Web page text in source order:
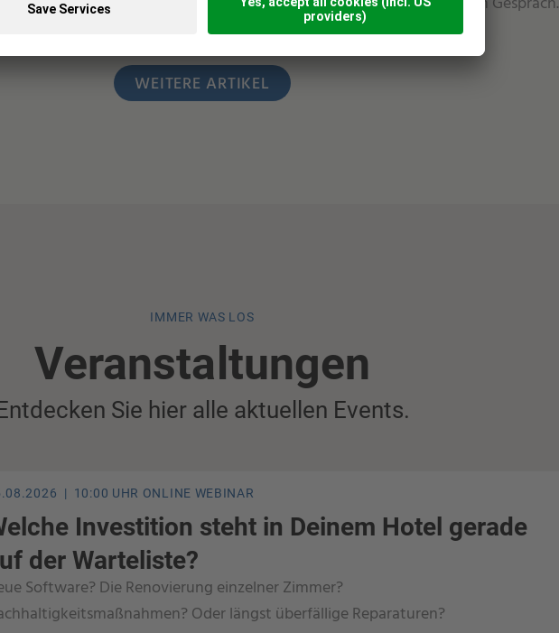
WEITERE ARTIKEL
IMMER WAS LOS
Veranstaltungen
Sie hier alle aktuellen Events.
| 10:00 UHR ONLINE WEBINAR
Investition steht in Deinem Hotel gerade
der Warteliste?
Software? Die Renovierung einzelner Zimmer?
Oder längst überfällige Reparaturen?